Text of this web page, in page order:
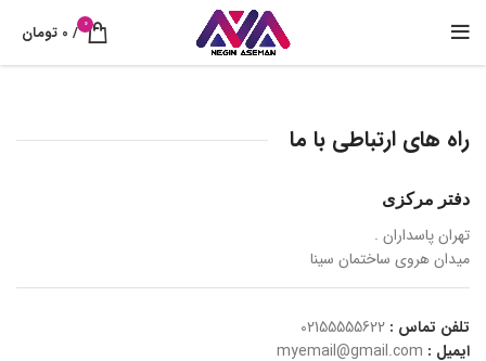
0
/
0 تومان
راه های ارتباطی با ما
دفتر مرکزی
تهران پاسداران .
میدان هروی ساختمان سینا
تلفن تماس :
ایمیل :